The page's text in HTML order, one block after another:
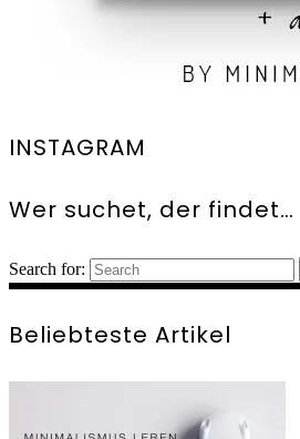
INSTAGRAM
Wer suchet, der
Search for:
Beliebteste Artikel